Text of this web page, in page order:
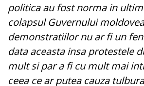
politica au fost norma in
colapsul Guvernului
demonstratiilor nu ar fi un
data aceasta insa protestele
mult si par a fi cu mult mai
ceea ce ar putea cauza